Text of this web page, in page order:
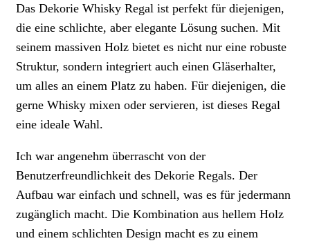
Das Dekorie Whisky Regal ist perfekt für diejenigen,
die eine schlichte, aber elegante Lösung suchen. Mit
seinem massiven Holz bietet es nicht nur eine robuste
Struktur, sondern integriert auch einen Gläserhalter,
um alles an einem Platz zu haben. Für diejenigen, die
gerne Whisky mixen oder servieren, ist dieses Regal
eine ideale Wahl.
Ich war angenehm überrascht von der
Benutzerfreundlichkeit des Dekorie Regals. Der
Aufbau war einfach und schnell, was es für jedermann
zugänglich macht. Die Kombination aus hellem Holz
und einem schlichten Design macht es zu einem